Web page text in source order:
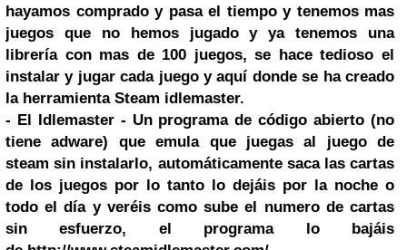
hayamos comprado y pasa el tiempo y tenemos mas
juegos que no hemos jugado y ya tenemos una
librería con mas de 100 juegos, se hace tedioso el
instalar y jugar cada juego y aquí donde se ha creado
la herramienta Steam idlemaster.
- El Idlemaster - Un programa de código abierto (no
tiene adware) que emula que juegas al juego de
steam sin instalarlo, automáticamente saca las cartas
de los juegos por lo tanto lo dejáis por la noche o
todo el día y veréis como sube el numero de cartas
sin esfuerzo, el programa lo bajáis